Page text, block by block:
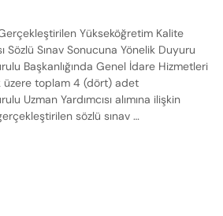
Yükseköğretim Kalite
Sözlü Sınav Sonucuna Yönelik Duyuru
Başkanlığında Genel İdare Hizmetleri
üzere toplam 4 (dört) adet
Uzman Yardımcısı alımına ilişkin
sözlü sınav …